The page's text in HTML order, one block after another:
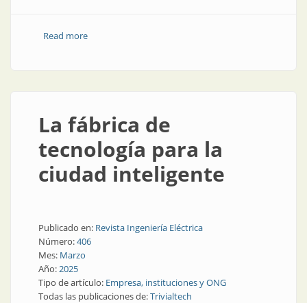
Read moreabout Guía de luminarias para municipios
La fábrica de
tecnología para la
ciudad inteligente
Publicado en: Revista Ingeniería Eléctrica
Número:406
Mes: Marzo
Año:2025
Tipo de artículo: Empresa, instituciones y ONG
Todas las publicaciones de:Trivialtech